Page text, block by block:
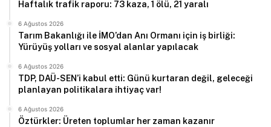
Haftalık trafik raporu: 73 kaza, 1 ölü, 21 yaralı
6 Ağustos 2026
Tarım Bakanlığı ile İMO’dan Anı Ormanı için iş birliği:
Yürüyüş yolları ve sosyal alanlar yapılacak
6 Ağustos 2026
TDP, DAÜ-SEN’i kabul etti: Günü kurtaran değil, geleceği
planlayan politikalara ihtiyaç var!
6 Ağustos 2026
Öztürkler: Üreten toplumlar her zaman kazanır